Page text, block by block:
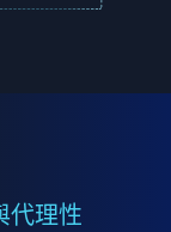
代理性